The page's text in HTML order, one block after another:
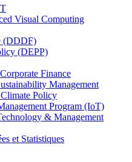
Visual Computing
(DDDF)
(DEPP)
Finance
Management
Policy
Program (IoT)
& Management
et Statistiques